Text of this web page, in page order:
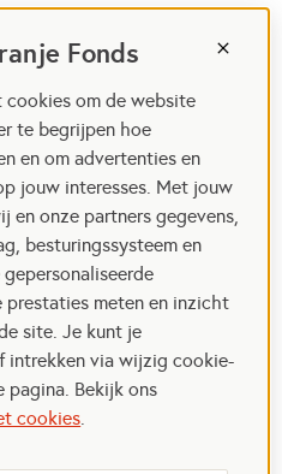
Fonds
cookies om de website
te begrijpen hoe
en om advertenties en
jouw interesses. Met jouw
en onze partners gegevens,
besturingssysteem en
meten en inzicht
site. Je kunt je
intrekken via wijzig cookie-
pagina. Bekijk ons
cookies.